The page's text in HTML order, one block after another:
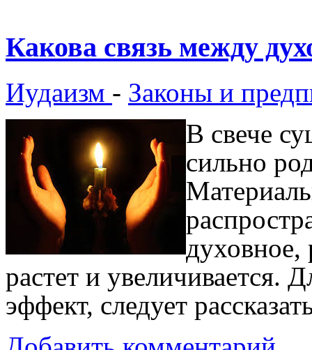
Какова связь между
Иудаизм - Законы и
В свече
сильно
духовное,
растет и увеличивается.
эффект, следует